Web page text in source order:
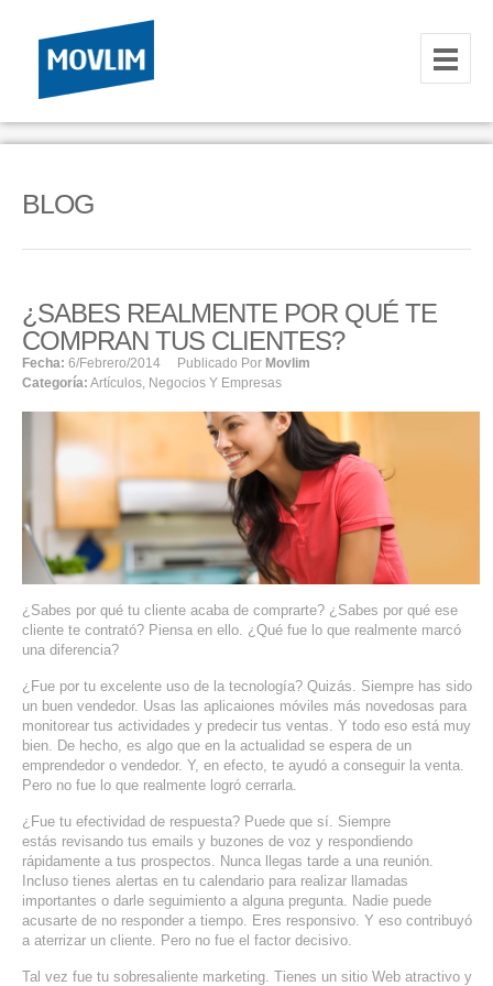
INICIO
HOSTING
HOSTING
RESELLER
SERVIDORES VPS
SERVIDORES DEDICADOS
AGENCIA DIGITAL
PAGINAS WEB PARA NEGOCIOS
PAGINA WEB CON MANEJADOR DE CONTENIDOS
PAGINA WEB CON CATÁLOGO DE PRODUCTOS
PAGINAS WEB A MEDIDA
SISTEMAS PARA NEGOCIOS Y EMPRESAS
MARKETING DIGITAL
BLOG
¿SABES REALMENTE POR QUÉ TE
COMPRAN TUS CLIENTES?
Fecha: 6/febrero/2014 Publicado Por Movlim
Categoría: Artículos, Negocios Y Empresas
¿Sabes por qué tu cliente acaba de comprarte? ¿Sabes por qué ese
cliente te contrató? Piensa en ello. ¿Qué fue lo que realmente marcó
una diferencia?
¿Fue por tu excelente uso de la tecnología? Quizás. Siempre has sido
un buen vendedor. Usas las aplicaiones móviles más novedosas para
monitorear tus actividades y predecir tus ventas. Y todo eso está muy
bien. De hecho, es algo que en la actualidad se espera de un
emprendedor o vendedor. Y, en efecto, te ayudó a conseguir la venta.
Pero no fue lo que realmente logró cerrarla.
¿Fue tu efectividad de respuesta? Puede que sí. Siempre
estás revisando tus emails y buzones de voz y respondiendo
rápidamente a tus prospectos. Nunca llegas tarde a una reunión.
Incluso tienes alertas en tu calendario para realizar llamadas
importantes o darle seguimiento a alguna pregunta. Nadie puede
acusarte de no responder a tiempo. Eres responsivo. Y eso contribuyó
a aterrizar un cliente. Pero no fue el factor decisivo.
Tal vez fue tu sobresaliente marketing. Tienes un sitio Web atractivo y